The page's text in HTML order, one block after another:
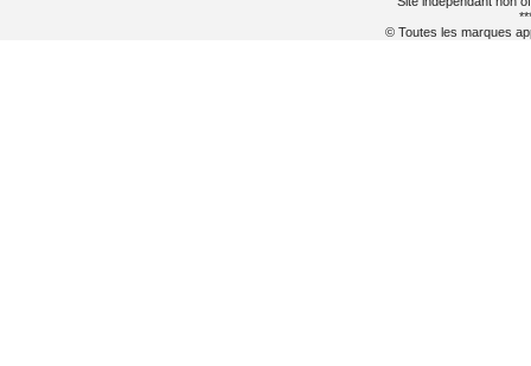
© Toutes les marques